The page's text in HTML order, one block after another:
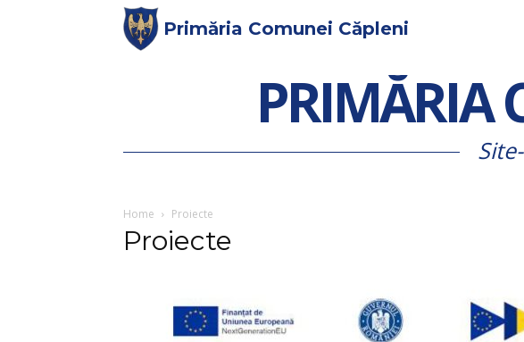
Primăria Comunei Căpleni
PRIMĂRIA
Home Proiecte
Proiecte